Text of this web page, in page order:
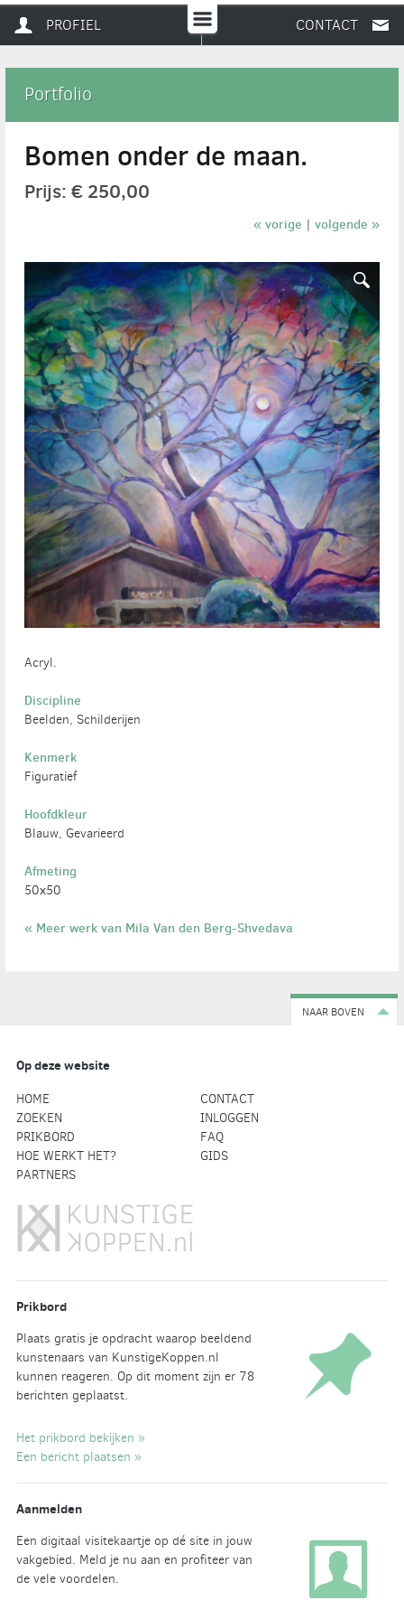
PROFIEL CONTACT
Portfolio
Bomen onder de maan.
Prijs: € 250,00
« vorige | volgende »
Acryl.
Discipline
Beelden, Schilderijen
Kenmerk
Figuratief
Hoofdkleur
Blauw, Gevarieerd
Afmeting
50х50
« Meer werk van Mila Van den Berg-Shvedava
NAAR BOVEN
Op deze website
HOME
CONTACT
ZOEKEN
INLOGGEN
PRIKBORD
FAQ
HOE WERKT HET?
GIDS
PARTNERS
Prikbord
Plaats gratis je opdracht waarop beeldend
kunstenaars van KunstigeKoppen.nl
kunnen reageren. Op dit moment zijn er 78
berichten geplaatst.
Het prikbord bekijken »
Een bericht plaatsen »
Aanmelden
Een digitaal visitekaartje op dé site in jouw
vakgebied. Meld je nu aan en profiteer van
de vele voordelen.